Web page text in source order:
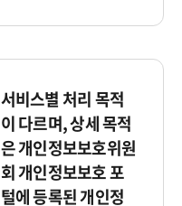
서비스별 처리 목적
이 다르며, 상세 목적
은 개인정보보호위원
회 개인정보보호 포
털에 등록된 개인정